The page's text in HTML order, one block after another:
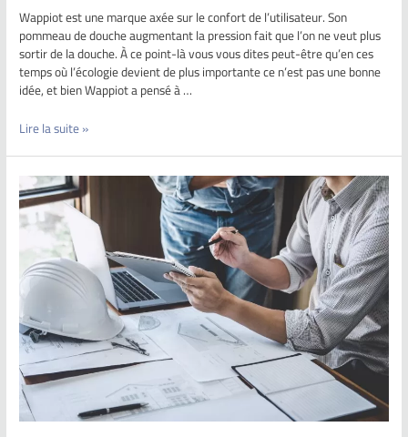
Wappiot est une marque axée sur le confort de l’utilisateur. Son
pommeau de douche augmentant la pression fait que l’on ne veut plus
sortir de la douche. À ce point-là vous vous dites peut-être qu’en ces
temps où l’écologie devient de plus importante ce n’est pas une bonne
idée, et bien Wappiot a pensé à …
Lire la suite »